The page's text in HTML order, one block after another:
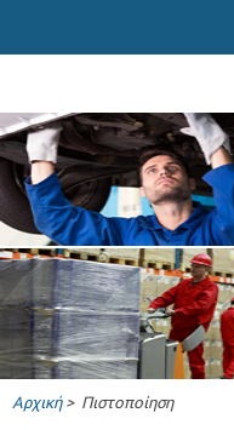
Αρχική> Πιστοποίηση